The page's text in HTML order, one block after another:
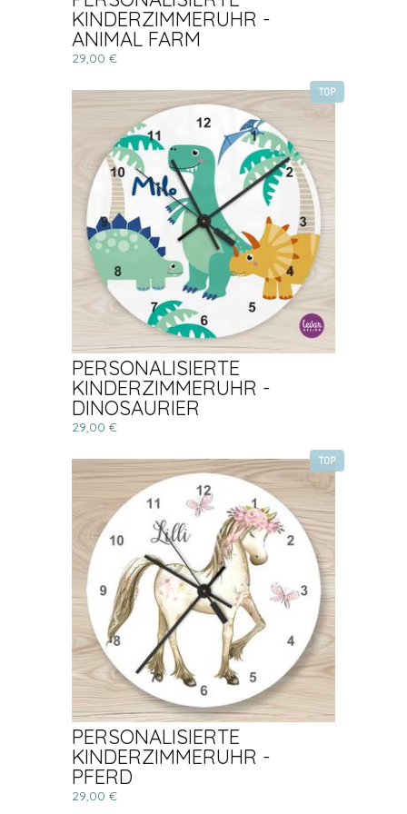
KINDERZIMMERUHR -
ANIMAL FARM
29,00 €
TOP
PERSONALISIERTE
KINDERZIMMERUHR -
DINOSAURIER
29,00 €
TOP
PERSONALISIERTE
KINDERZIMMERUHR -
PFERD
29,00 €